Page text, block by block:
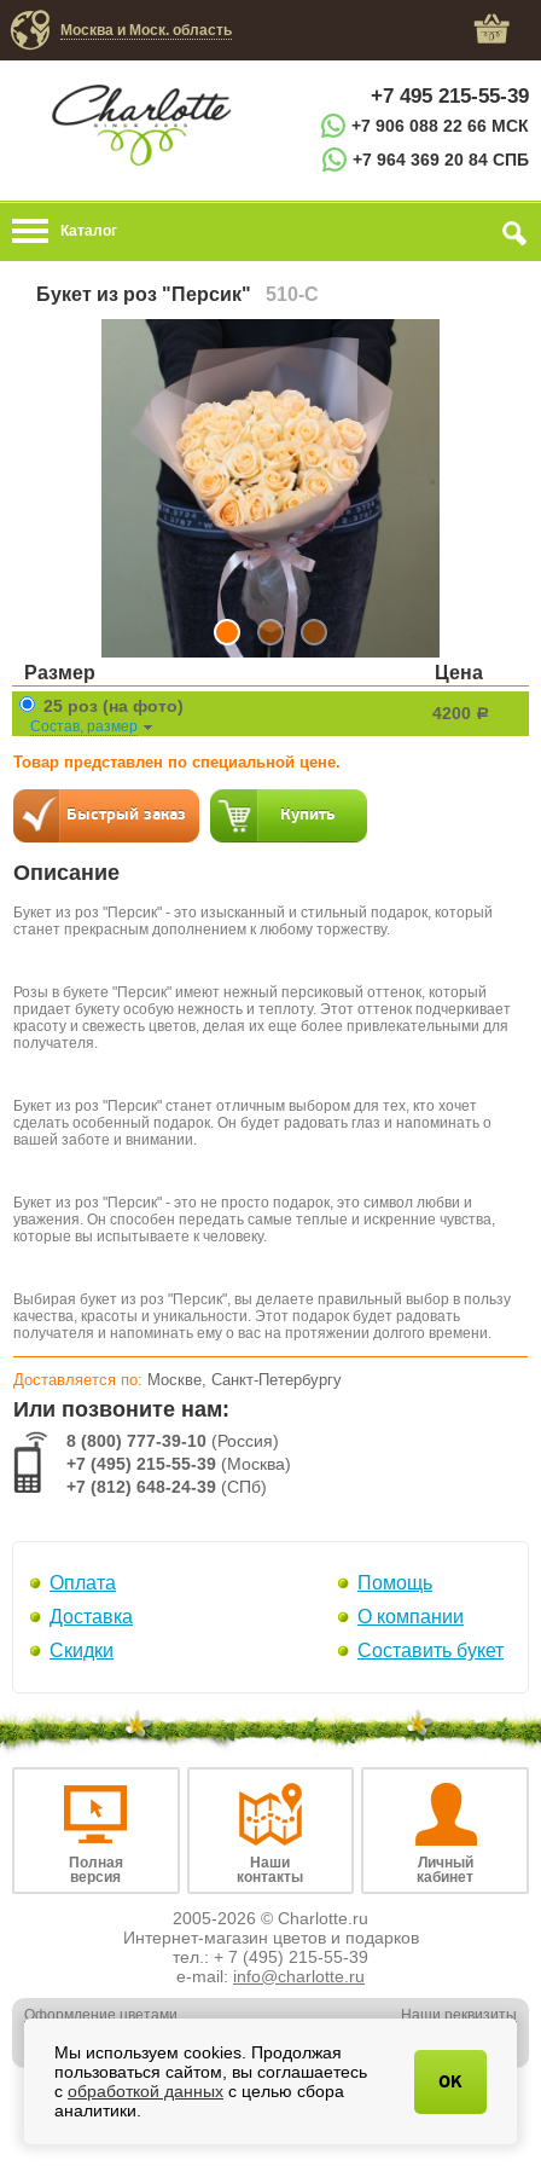
Москва и Моск. область
+7 495 215-55-39
+7 906 088 22 66 МСК
+7 964 369 20 84 СПБ
Каталог
Букет из роз "Персик" 510-C
Размер Цена
25 роз (на фото)
Состав, размер
4200 a
Товар представлен по специальной цене.
Описание
Букет из роз "Персик" - это изысканный и стильный подарок, который
станет прекрасным дополнением к любому торжеству.
Розы в букете "Персик" имеют нежный персиковый оттенок, который
придает букету особую нежность и теплоту. Этот оттенок подчеркивает
красоту и свежесть цветов, делая их еще более привлекательными для
получателя.
Букет из роз "Персик" станет отличным выбором для тех, кто хочет
сделать особенный подарок. Он будет радовать глаз и напоминать о
вашей заботе и внимании.
Букет из роз "Персик" - это не просто подарок, это символ любви и
уважения. Он способен передать самые теплые и искренние чувства,
которые вы испытываете к человеку.
Выбирая букет из роз "Персик", вы делаете правильный выбор в пользу
качества, красоты и уникальности. Этот подарок будет радовать
получателя и напоминать ему о вас на протяжении долгого времени.
Доставляется по: Москве, Санкт-Петербургу
Или позвоните нам:
8 (800) 777-39-10 (Россия)
+7 (495) 215-55-39 (Москва)
+7 (812) 648-24-39 (СПб)
Оплата
Доставка
Скидки
Помощь
О компании
Составить букет
Полная
версия
Наши
контакты
Личный
кабинет
2005-2026 © Charlotte.ru
Интернет-магазин цветов и подарков
тел.: + 7 (495) 215-55-39
e-mail: info@charlotte.ru
Оформление цветами
Свадебная флористика
Наши реквизиты
Отзывы о нас
Мы используем cookies. Продолжая
пользоваться сайтом, вы соглашаетесь
с обработкой данных с целью сбора
аналитики.
OK